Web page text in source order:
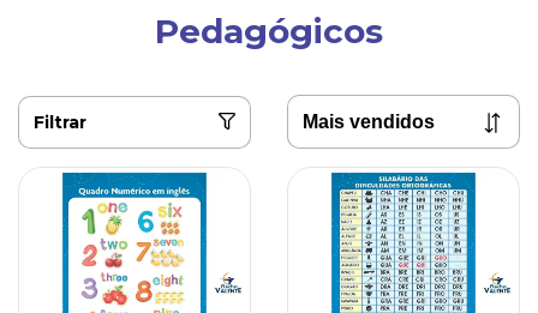
Pedagógicos
Filtrar